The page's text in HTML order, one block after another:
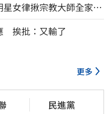
女律揪宗教大師全家詐
挨批：又輸了
更多
民進黨